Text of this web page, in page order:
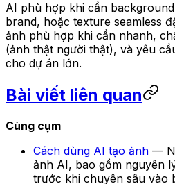
AI phù hợp khi cần
brand, hoặc texture seamless
ảnh phù hợp khi cần nhanh,
(ảnh thật người thật), và yêu
cho dự án lớn.
Bài viết liên quan
Cùng cụm
Cách dùng AI tạo ảnh —
ảnh AI, bao gồm nguyên
trước khi chuyên sâu vào